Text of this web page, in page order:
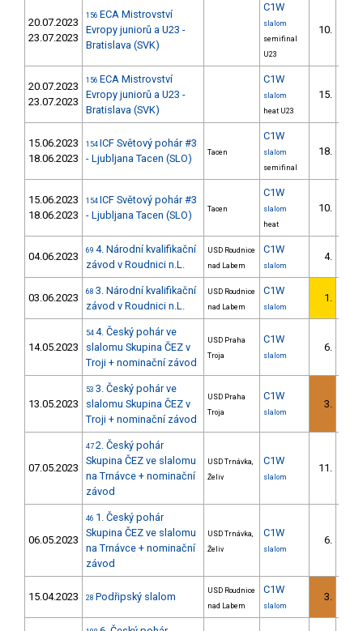
20.07.2023
23.07.2023
156 ECA Mistrovství
Evropy juniorů a U23 -
Bratislava (SVK)
C1W
slalom
semifinal
U23
10.
20.07.2023
23.07.2023
156 ECA Mistrovství
Evropy juniorů a U23 -
Bratislava (SVK)
C1W
slalom
heat U23
15.
15.06.2023
18.06.2023
154 ICF Světový pohár #3
- Ljubljana Tacen (SLO)
Tacen
C1W
slalom
semifinal
18.
15.06.2023
18.06.2023
154 ICF Světový pohár #3
- Ljubljana Tacen (SLO)
Tacen
C1W
slalom
heat
10.
04.06.2023 69 4. Národní kvalifikační
závod v Roudnici n.L.
USD Roudnice
nad Labem
C1W
slalom
4.
03.06.2023 68 3. Národní kvalifikační
závod v Roudnici n.L.
USD Roudnice
nad Labem
C1W
slalom
1.
14.05.2023
54 4. Český pohár ve
slalomu Skupina ČEZ v
Troji + nominační závod
USD Praha
Troja
C1W
slalom
6.
13.05.2023
53 3. Český pohár ve
slalomu Skupina ČEZ v
Troji + nominační závod
USD Praha
Troja
C1W
slalom
3.
07.05.2023
47 2. Český pohár
Skupina ČEZ ve slalomu
na Trnávce + nominační
závod
USD Trnávka,
Želiv
C1W
slalom
11.
06.05.2023
46 1. Český pohár
Skupina ČEZ ve slalomu
na Trnávce + nominační
závod
USD Trnávka,
Želiv
C1W
slalom
6.
15.04.2023 28 Podřipský slalom
USD Roudnice
nad Labem
C1W
slalom
3.